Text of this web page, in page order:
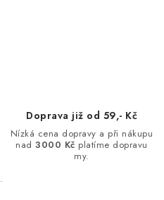
.
Doprava již od 59,- Kč
Nízká cena dopravy a při nákupu
nad3000 Kč platíme dopravu
my.